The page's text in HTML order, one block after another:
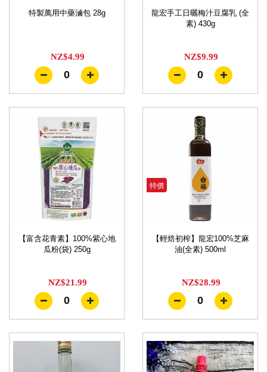
特製萬用中藥滷包 28g
NZ$4.99
0
龍宏手工日曬梅汁豆腐乳 (全
素) 430g
NZ$9.99
0
【富含花青素】100%紫心地
瓜粉(袋) 250g
NZ$21.99
0
特價
【輕焙初榨】龍宏100%芝麻
油(全素) 500ml
NZ$28.99
0